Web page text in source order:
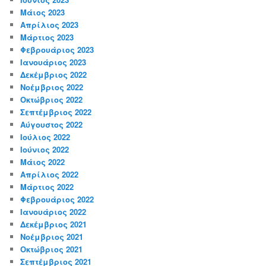
Μάιος 2023
Απρίλιος 2023
Μάρτιος 2023
Φεβρουάριος 2023
Ιανουάριος 2023
Δεκέμβριος 2022
Νοέμβριος 2022
Οκτώβριος 2022
Σεπτέμβριος 2022
Αύγουστος 2022
Ιούλιος 2022
Ιούνιος 2022
Μάιος 2022
Απρίλιος 2022
Μάρτιος 2022
Φεβρουάριος 2022
Ιανουάριος 2022
Δεκέμβριος 2021
Νοέμβριος 2021
Οκτώβριος 2021
Σεπτέμβριος 2021